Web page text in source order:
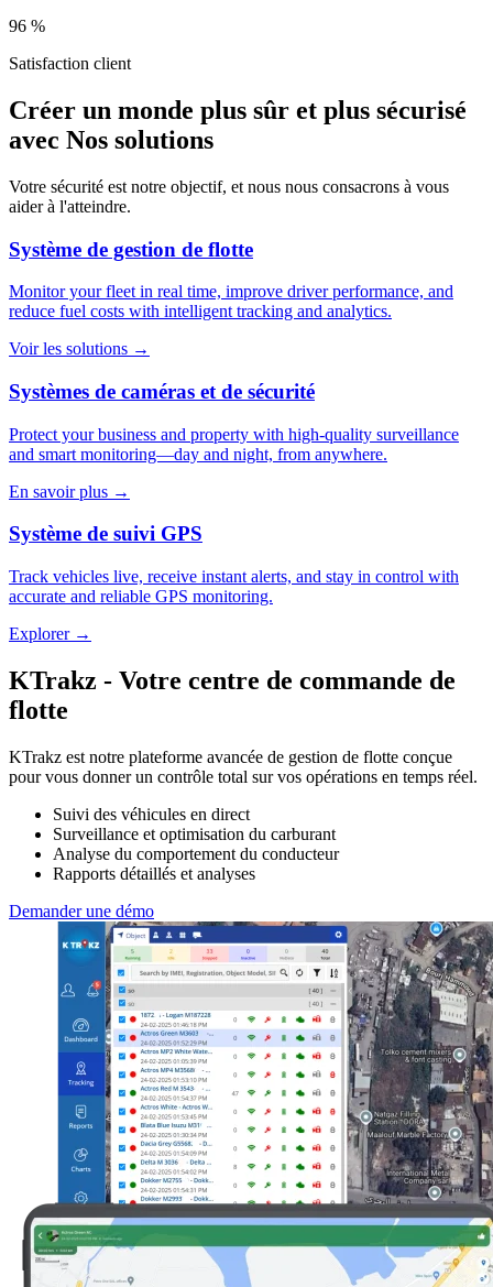
98 %
Satisfaction client
Créer un monde plus sûr et plus sécurisé
avec Nos solutions
Votre sécurité est notre objectif, et nous nous consacrons à vous
aider à l'atteindre.
Système de gestion de flotte
Monitor your fleet in real time, improve driver performance, and
reduce fuel costs with intelligent tracking and analytics.
Voir les solutions →
Systèmes de caméras et de sécurité
Protect your business and property with high-quality surveillance
and smart monitoring—day and night, from anywhere.
En savoir plus →
Système de suivi GPS
Track vehicles live, receive instant alerts, and stay in control with
accurate and reliable GPS monitoring.
Explorer →
KTrakz - Votre centre de commande de
flotte
KTrakz est notre plateforme avancée de gestion de flotte conçue
pour vous donner un contrôle total sur vos opérations en temps réel.
Suivi des véhicules en direct
Surveillance et optimisation du carburant
Analyse du comportement du conducteur
Rapports détaillés et analyses
Demander une démo